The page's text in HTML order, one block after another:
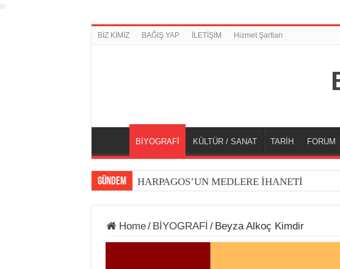
BİZ KİMİZ BAĞIŞ YAP İLETİŞİM Hizmet Şartları
BİYOGRAFİ KÜLTÜR / SANAT TARİH FORUM
GÜNDEM HARPAGOS’UN MEDLERE İHANETİ
Home/ BİYOGRAFİ / Beyza Alkoç Kimdir